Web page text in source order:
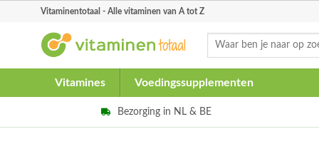
Vitaminentotaal - Alle vitaminen van A tot Z
Zoeken
Vitamines Voedingssupplementen
Bezorging in NL & BE